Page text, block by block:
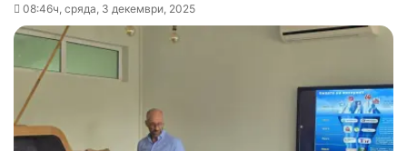
08:46ч, сряда, 3 декември, 2025